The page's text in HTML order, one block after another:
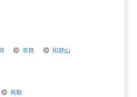
奈良 和歌山
鳥取